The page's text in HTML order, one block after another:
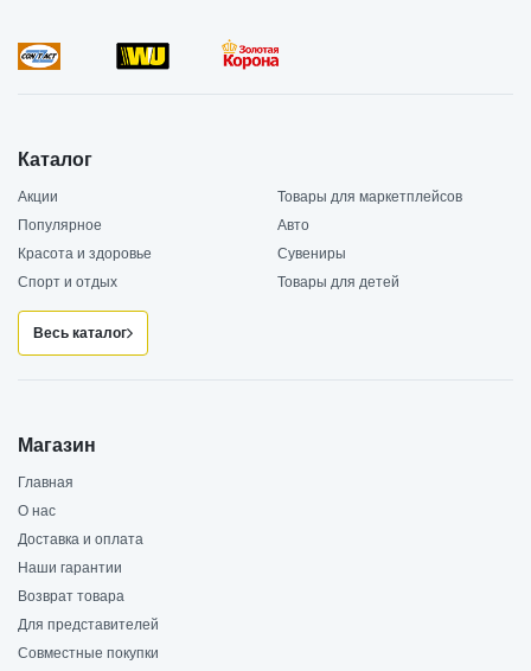
Каталог
Акции
Товары для маркетплейсов
Популярное
Авто
Красота и здоровье
Сувениры
Спорт и отдых
Товары для детей
Весь каталог
Магазин
Главная
О нас
Доставка и оплата
Наши гарантии
Возврат товара
Для представителей
Совместные покупки